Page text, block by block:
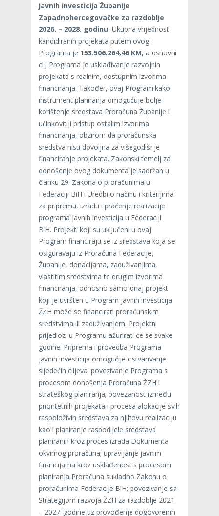
javnih investicija Županije
Zapadnohercegovačke za razdoblje
2026. – 2028. godinu. Ukupna vrijednost
kandidiranih projekata putem ovog
Programa je 153.506.264,46 KM, a osnovni
cilj Programa je usklađivanje razvojnih
projekata s realnim, dostupnim izvorima
financiranja. Također, ovaj Program kako
instrument planiranja omogućuje bolje
korištenje sredstava Proračuna Županije i
učinkovitiji pristup ostalim izvorima
financiranja, obzirom da proračunska
sredstva nisu dovoljna za višegodišnje
financiranje projekata. Zakonski temelj za
donošenje ovog dokumenta je sadržan u
članku 29. Zakona o proračunima u
Federaciji BiH i Uredbi o načinu i kriterijima
za pripremu, izradu i praćenje realizacije
programa javnih investicija u Federaciji
BiH. Projekti koji su uključeni u ovaj
Program financiraju se iz sredstava koja se
osiguravaju iz Proračuna Federacije,
Županije, donacijama, zaduživanjima,
vlastitim sredstvima te drugim izvorima
financiranja, odnosno samo onaj projekt
koji je uvršten u Program javnih investicija
ŽZH može se financirati proračunskim
sredstvima ili zaduživanjem. Projektni
prijedlozi u Programu ažurirati će se svake
godine. Priprema i provedba Programa
javnih investicija omogućije ostvarivanje
sljedećih ciljeva: povezivanje Programa s
procesom donošenja Proračuna ŽZH i
strateškog planiranja; povezanost između
prioritetnih projekata i procesa alokacije svih
raspoloživih sredstava za njihovu realizaciju
kao i planiranje raspodijele sredstava
planiranih kroz proces izrada Dokumenta
okvirnog proračuna; upravljanje javnim
financijama kroz usklađenost s procesom
planiranja Proračuna sukladno Zakonu o
proračunima Federacije BiH; povezivanje sa
Strategijom razvoja ŽZH za razdoblje 2021.
– 2027. godine uz provođenje dogovorenih